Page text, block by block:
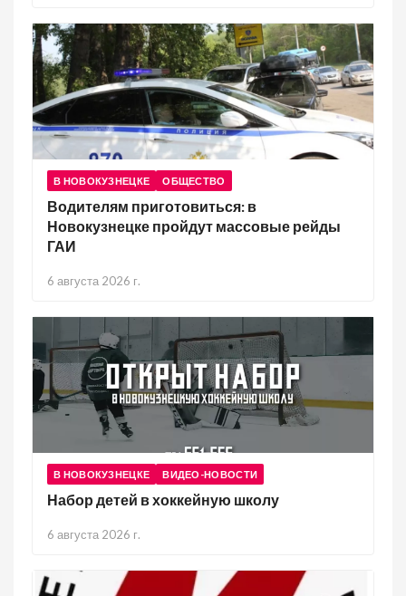
В НОВОКУЗНЕЦКЕ ОБЩЕСТВО
Водителям приготовиться: в
Новокузнецке пройдут массовые рейды
ГАИ
6 августа 2026 г.
В НОВОКУЗНЕЦКЕ ВИДЕО-НОВОСТИ
Набор детей в хоккейную школу
6 августа 2026 г.